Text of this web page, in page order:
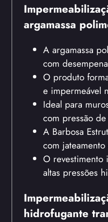
argamassa
A argamassa
com
O produto
e impermeável
Ideal para
com pressão
A Barbosa
com
O revestimento
altas pressões
hidrofugante